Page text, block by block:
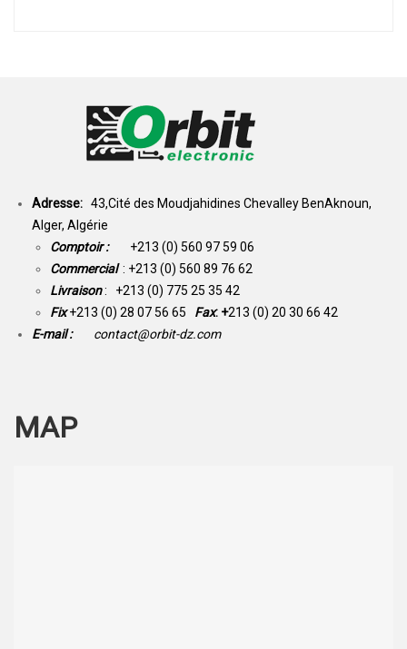
Adresse: 43,Cité des Moudjahidines Chevalley BenAknoun,
Alger, Algérie
Comptoir : +213 (0) 560 97 59 06
Commercial : +213 (0) 560 89 76 62
Livraison: +213 (0) 775 25 35 42
Fix +213 (0) 28 07 56 65 Fax: +213 (0) 20 30 66 42
E-mail :
contact@orbit-dz.com
MAP